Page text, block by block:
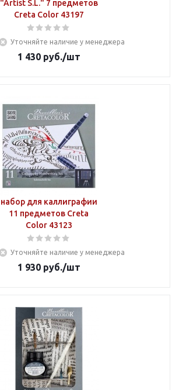
"Artist S.L." 7 предметов
Creta Color 43197
Уточняйте наличие у менеджера
1 430руб./шт
набор для каллиграфии
11 предметов Creta
Color 43123
Уточняйте наличие у менеджера
1 930руб./шт